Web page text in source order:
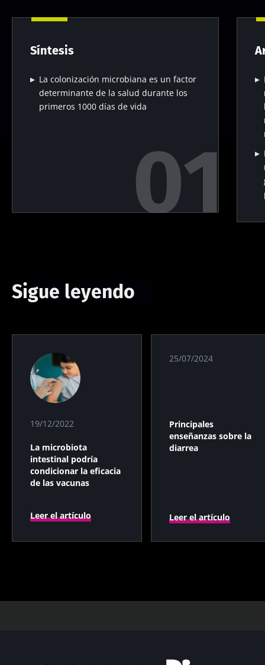
Síntesis
La colonización microbiana es un factor
determinante de la salud durante los
primeros 1000 días de vida
Sigue leyendo
19/12/2022
La microbiota
intestinal podría
condicionar la eficacia
de las vacunas
Leer el artículo
25/07/2024
Principales
enseñanzas sobre la
diarrea
Leer el artículo